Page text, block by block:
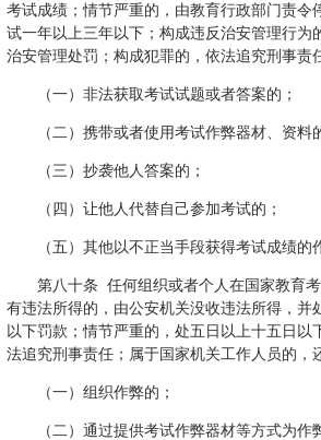
考试成绩；情节严重的，由教育行政部门责令
试一年以上三年以下；构成违反治安管理行为
治安管理处罚；构成犯罪的，依法追究刑事责
（一）非法获取考试试题或者答案的；
（二）携带或者使用考试作弊器材、资料
（三）抄袭他人答案的；
（四）让他人代替自己参加考试的；
（五）其他以不正当手段获得考试成绩的作
第八十条 任何组织或者个人在国家教育考
有违法所得的，由公安机关没收违法所得，并
以下罚款；情节严重的，处五日以上十五日以
法追究刑事责任；属于国家机关工作人员的，
（一）组织作弊的；
（二）通过提供考试作弊器材等方式为作